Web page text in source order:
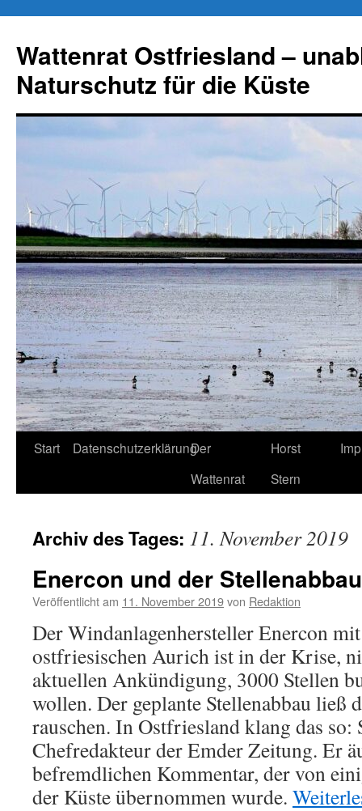
springen
Wattenrat Ostfriesland –
Naturschutz für die Küste
Start DatenschutzerklärungDer
Wattenrat
Horst
Stern
Archiv des Tages: 11. November 2019
Enercon und der
Veröffentlicht am 11. November 2019von Redaktion
Der Windanlagenhersteller Enercon
ostfriesischen Aurich ist in der Krise,
aktuellen Ankündigung, 3000 Stellen
wollen. Der geplante Stellenabbau ließ
rauschen. In Ostfriesland klang das so:
Chefredakteur der Emder Zeitung. Er
befremdlichen Kommentar, der von
der Küste übernommen wurde.